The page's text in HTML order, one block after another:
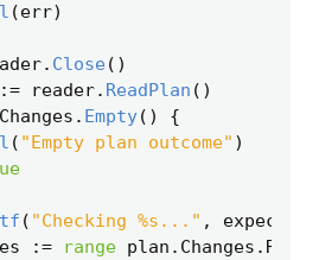
(err)
. Close ()
:= reader. ReadPlan ()
Changes . Empty()
{
( "Empty plan outcome" )
( "Checking %s..." , expected
:= range plan . Changes .